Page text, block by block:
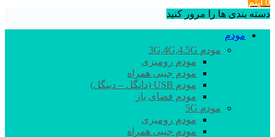
0 آیتم
دسته بندی ها را مرور کنید
مودم
مودم 3G,4G,4.5G
مودم رومیزی
مودم جیبی همراه
مودم USB (دانگل – دینگل)
مودم فضای باز
مودم 5G
مودم رومیزی
مودم جیبی همراه